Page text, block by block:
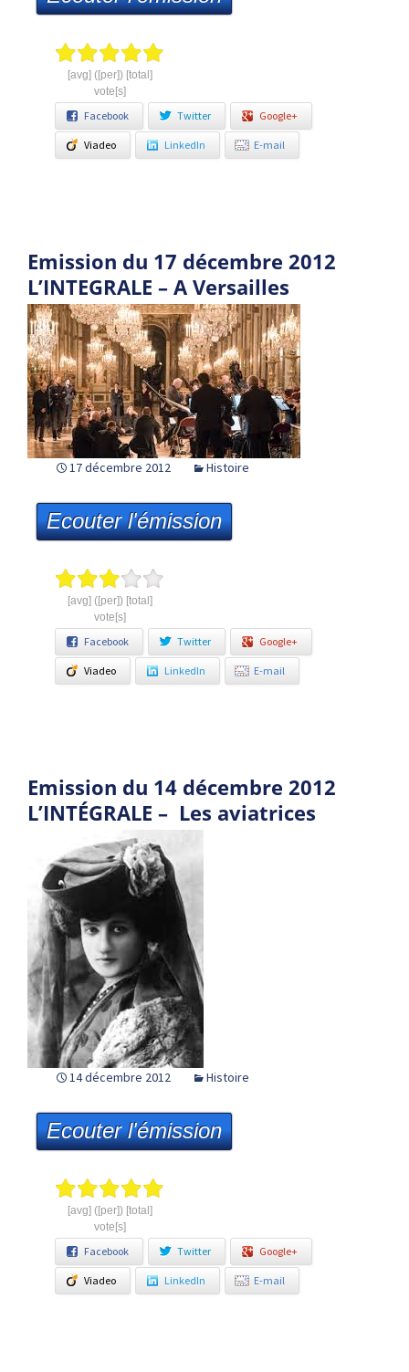
[avg] ([per]) [total]
vote[s]
Facebook Twitter Google+
Viadeo LinkedIn E-mail
Emission du 17 décembre 2012
L’INTEGRALE – A Versailles
17 décembre 2012 Histoire
Ecouter l'émission
[avg] ([per]) [total]
vote[s]
Facebook Twitter Google+
Viadeo LinkedIn E-mail
Emission du 14 décembre 2012
L’INTÉGRALE – Les aviatrices
14 décembre 2012 Histoire
Ecouter l'émission
[avg] ([per]) [total]
vote[s]
Facebook Twitter Google+
Viadeo LinkedIn E-mail